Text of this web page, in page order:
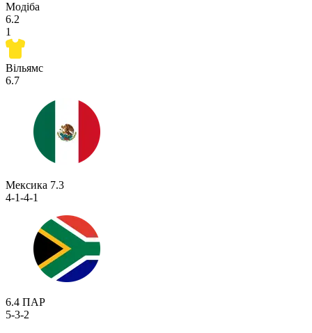
Модіба
6.2
1
Вільямс
6.7
Мексика 7.3
4-1-4-1
6.4 ПАР
5-3-2